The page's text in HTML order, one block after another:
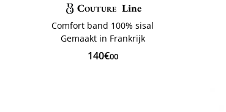
Couture Line
Comfort band 100% sisal
Gemaakt in Frankrijk
140€00